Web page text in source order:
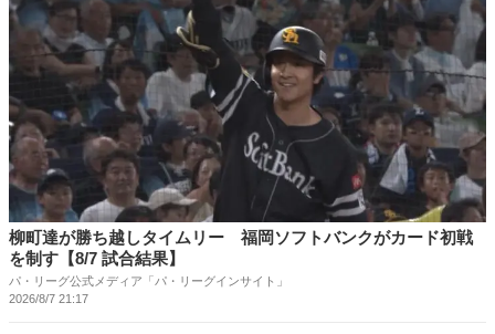
柳町達が勝ち越しタイムリー 福岡ソフトバンクがカード初戦
を制す【8/7 試合結果】
パ・リーグ公式メディア「パ・リーグインサイト」
2026/8/7 21:17